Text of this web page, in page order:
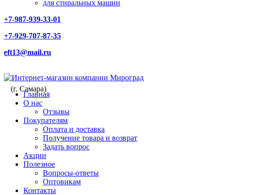
для стиральных машин
+7-987-939-33-01
+7-929-707-87-35
eft13@mail.ru
(г. Самара)
Главная
О нас
Отзывы
Покупателям
Оплата и доставка
Получение товара и возврат
Задать вопрос
Акции
Полезное
Вопросы-ответы
Оптовикам
Контакты